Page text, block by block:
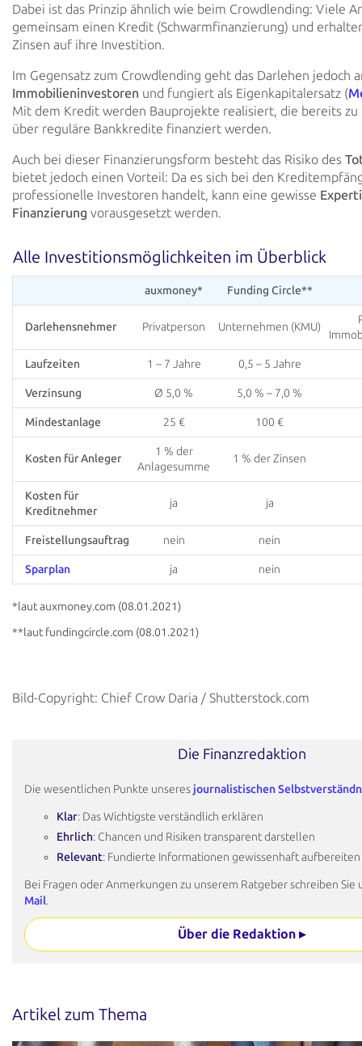
Dabei ist das Prinzip ähnlich wie beim Crowdlending: Viele
gemeinsam einen Kredit (Schwarmfinanzierung) und
Zinsen auf ihre Investition.
Im Gegensatz zum Crowdlending geht das Darlehen jedoch
Immobilieninvestoren und fungiert als Eigenkapitalersatz (
Mit dem Kredit werden Bauprojekte realisiert, die bereits zu
über reguläre Bankkredite finanziert werden.
Auch bei dieser Finanzierungsform besteht das Risiko des
bietet jedoch einen Vorteil: Da es sich bei den
professionelle Investoren handelt, kann eine gewisse
Finanzierung vorausgesetzt werden.
Alle Investitionsmöglichkeiten im Überblick
auxmoney* Funding Circle**
Darlehensnehmer Privatperson Unternehmen (KMU)
Laufzeiten 1 – 7 Jahre 0,5 – 5 Jahre
Verzinsung Ø 5,0 % 5,0 % – 7,0 %
Mindestanlage 25 € 100 €
Kosten für Anleger
1 % der
Anlagesumme
1 % der Zinsen
Kosten für
Kreditnehmer
ja ja
Freistellungsauftrag nein nein
Sparplan ja nein
*laut auxmoney.com (08.01.2021)
**laut fundingcircle.com (08.01.2021)
Bild-Copyright: Chief Crow Daria / Shutterstock.com
Die Finanzredaktion
Die wesentlichen Punkte unseres journalistischen
Klar: Das Wichtigste verständlich erklären
Ehrlich: Chancen und Risiken transparent darstellen
Relevant: Fundierte Informationen gewissenhaft aufbereiten
Bei Fragen oder Anmerkungen zu unserem Ratgeber schreiben Sie
Mail.
Über die Redaktion ▸
Artikel zum Thema